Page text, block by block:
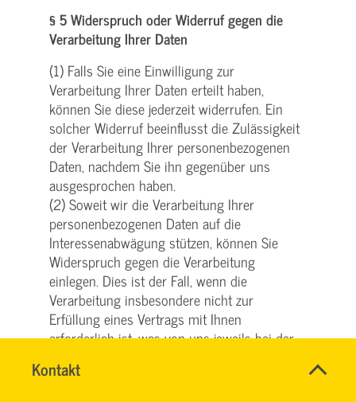
Kontakt
HASSNAE
Name*
§ 5 Widerspruch oder Widerruf gegen die
Verarbeitung Ihrer Daten
(1) Falls Sie eine Einwilligung zur
Verarbeitung Ihrer Daten erteilt haben,
können Sie diese jederzeit widerrufen. Ein
solcher Widerruf beeinflusst die Zulässigkeit
der Verarbeitung Ihrer personenbezogenen
Daten, nachdem Sie ihn gegenüber uns
ausgesprochen haben.
(2) Soweit wir die Verarbeitung Ihrer
personenbezogenen Daten auf die
Interessenabwägung stützen, können Sie
Widerspruch gegen die Verarbeitung
einlegen. Dies ist der Fall, wenn die
Verarbeitung insbesondere nicht zur
Erfüllung eines Vertrags mit Ihnen
erforderlich ist, was von uns jeweils bei der
dargestellt wird. Bei Ausübung eines solchen